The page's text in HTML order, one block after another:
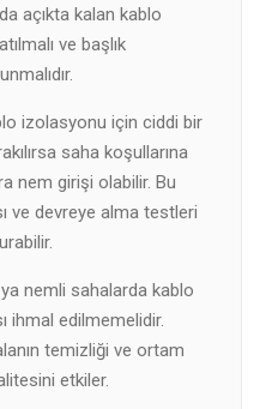
açıkta kalan kablo
ve başlık
izolasyonu için ciddi bir
saha koşullarına
nem girişi olabilir. Bu
ve devreye alma testleri
nemli sahalarda kablo
ihmal edilmemelidir.
temizliği ve ortam
etkiler.